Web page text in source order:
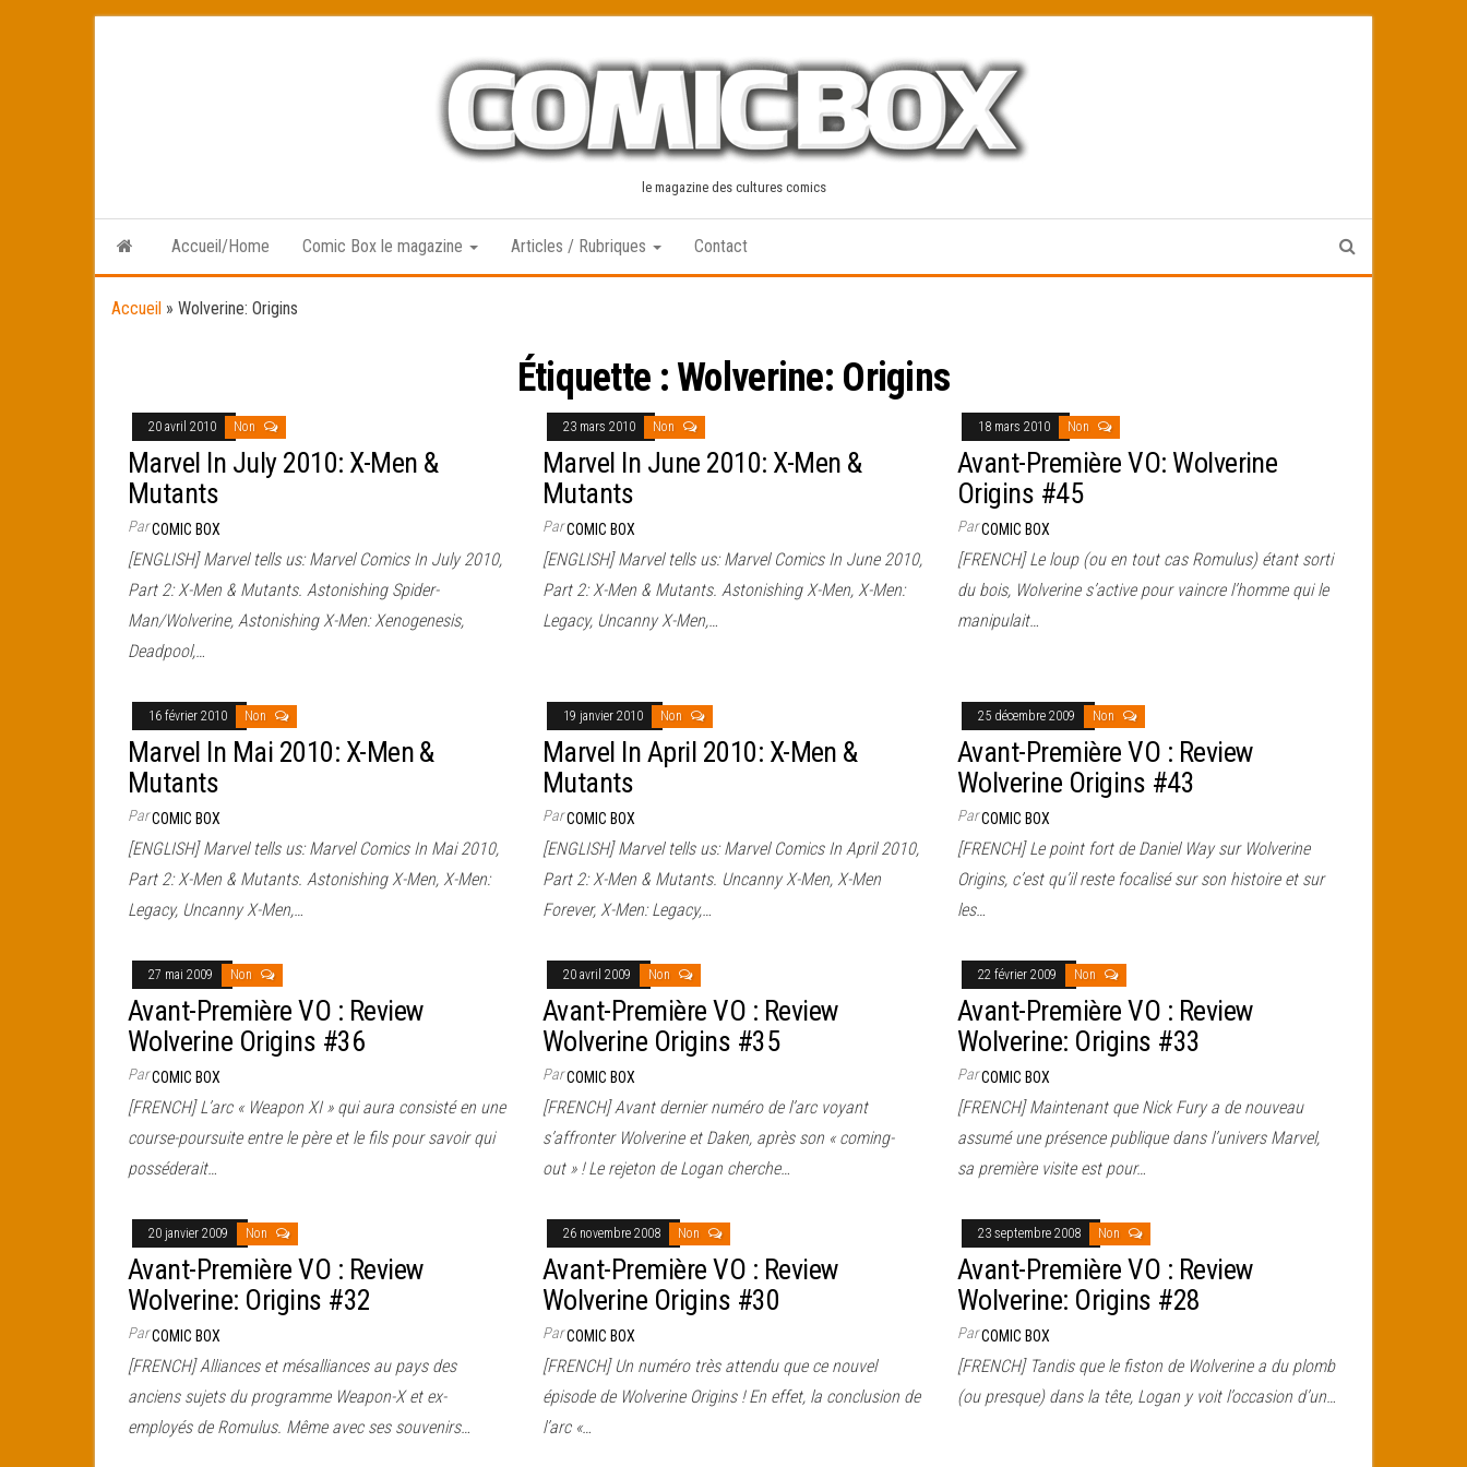
le magazine des cultures comics
Accueil/Home Comic Box le magazine Articles / Rubriques Contact
Accueil » Wolverine: Origins
Étiquette :Wolverine: Origins
20 avril 2010 Non
Marvel In July 2010: X-Men &
Mutants
ParCOMIC BOX
[ENGLISH] Marvel tells us: Marvel Comics In July 2010,
Part 2: X-Men & Mutants. Astonishing Spider-
Man/Wolverine, Astonishing X-Men: Xenogenesis,
Deadpool,…
23 mars 2010 Non
Marvel In June 2010: X-Men &
Mutants
ParCOMIC BOX
[ENGLISH] Marvel tells us: Marvel Comics In June 2010,
Part 2: X-Men & Mutants. Astonishing X-Men, X-Men:
Legacy, Uncanny X-Men,…
18 mars 2010 Non
Avant-Première VO: Wolverine
Origins #45
ParCOMIC BOX
[FRENCH] Le loup (ou en tout cas Romulus) étant sorti
du bois, Wolverine s’active pour vaincre l’homme qui le
manipulait…
16 février 2010 Non
Marvel In Mai 2010: X-Men &
Mutants
ParCOMIC BOX
[ENGLISH] Marvel tells us: Marvel Comics In Mai 2010,
Part 2: X-Men & Mutants. Astonishing X-Men, X-Men:
Legacy, Uncanny X-Men,…
19 janvier 2010 Non
Marvel In April 2010: X-Men &
Mutants
ParCOMIC BOX
[ENGLISH] Marvel tells us: Marvel Comics In April 2010,
Part 2: X-Men & Mutants. Uncanny X-Men, X-Men
Forever, X-Men: Legacy,…
25 décembre 2009 Non
Avant-Première VO : Review
Wolverine Origins #43
ParCOMIC BOX
[FRENCH] Le point fort de Daniel Way sur Wolverine
Origins, c’est qu’il reste focalisé sur son histoire et sur
les…
27 mai 2009 Non
Avant-Première VO : Review
Wolverine Origins #36
ParCOMIC BOX
[FRENCH] L’arc « Weapon XI » qui aura consisté en une
course-poursuite entre le père et le fils pour savoir qui
posséderait…
20 avril 2009 Non
Avant-Première VO : Review
Wolverine Origins #35
ParCOMIC BOX
[FRENCH] Avant dernier numéro de l’arc voyant
s’affronter Wolverine et Daken, après son « coming-
out » ! Le rejeton de Logan cherche…
22 février 2009 Non
Avant-Première VO : Review
Wolverine: Origins #33
ParCOMIC BOX
[FRENCH] Maintenant que Nick Fury a de nouveau
assumé une présence publique dans l’univers Marvel,
sa première visite est pour…
20 janvier 2009 Non
Avant-Première VO : Review
Wolverine: Origins #32
ParCOMIC BOX
[FRENCH] Alliances et mésalliances au pays des
anciens sujets du programme Weapon-X et ex-
employés de Romulus. Même avec ses souvenirs…
26 novembre 2008 Non
Avant-Première VO : Review
Wolverine Origins #30
ParCOMIC BOX
[FRENCH] Un numéro très attendu que ce nouvel
épisode de Wolverine Origins ! En effet, la conclusion de
l’arc «…
23 septembre 2008 Non
Avant-Première VO : Review
Wolverine: Origins #28
ParCOMIC BOX
[FRENCH] Tandis que le fiston de Wolverine a du plomb
(ou presque) dans la tête, Logan y voit l’occasion d’un…